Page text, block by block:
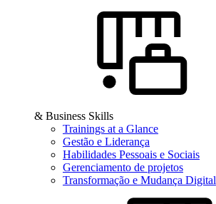
& Business Skills
Trainings at a Glance
Gestão e Liderança
Habilidades Pessoais e Sociais
Gerenciamento de projetos
Transformação e Mudança Digital